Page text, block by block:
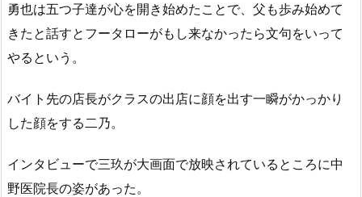
勇也は五つ子達が心を開き始めたことで、父も歩み始めて
きたと話すとフータローがもし来なかったら文句をいって
やるという。
バイト先の店長がクラスの出店に顔を出す一瞬がかっかり
した顔をする二乃。
インタビューで三玖が大画面で放映されているところに中
野医院長の姿があった。